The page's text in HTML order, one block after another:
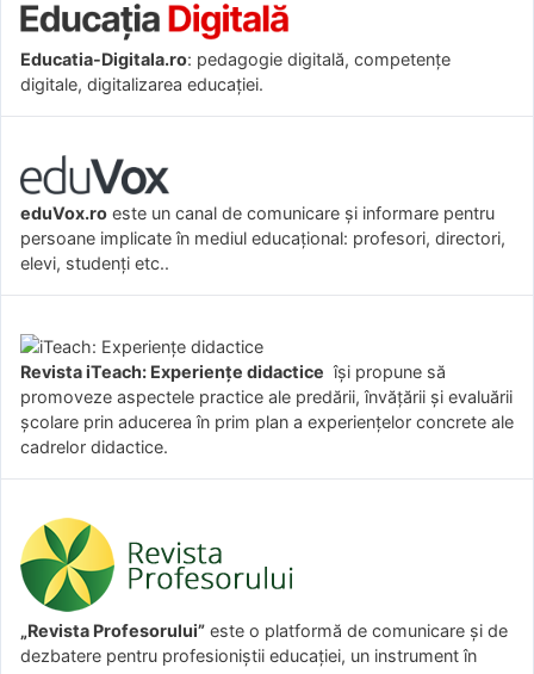
Educatia-Digitala.ro: pedagogie digitală, competențe
digitale, digitalizarea educației.
eduVox.ro este un canal de comunicare și informare pentru
persoane implicate în mediul educațional: profesori, directori,
elevi, studenți etc..
Revista iTeach: Experienţe didactice îşi propune să
promoveze aspectele practice ale predării, învăţării şi evaluării
şcolare prin aducerea în prim plan a experienţelor concrete ale
cadrelor didactice.
„Revista Profesorului” este o platformă de comunicare și de
dezbatere pentru profesioniștii educației, un instrument în